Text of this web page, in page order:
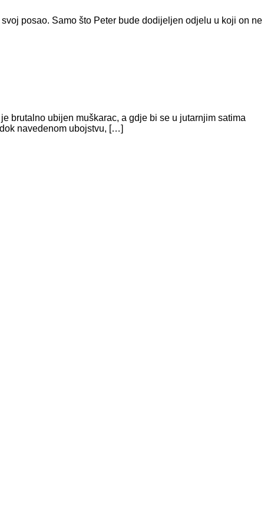
posao. Samo što Peter bude dodijeljen odjelu u koji on ne
brutalno ubijen muškarac, a gdje bi se u jutarnjim satima
navedenom ubojstvu, […]